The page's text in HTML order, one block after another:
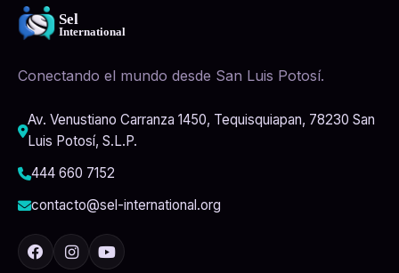
Conectando el mundo desde San Luis Potosí.
Av. Venustiano Carranza 1450, Tequisquiapan, 78230 San
Luis Potosí, S.L.P.
444 660 7152
contacto@sel-international.org